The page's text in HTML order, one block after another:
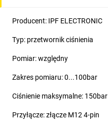
Producent: IPF ELECTRONIC
Typ: przetwornik ciśnienia
Pomiar: względny
Zakres pomiaru: 0...100bar
Ciśnienie maksymalne: 150bar
Przyłącze: złącze M12 4-pin